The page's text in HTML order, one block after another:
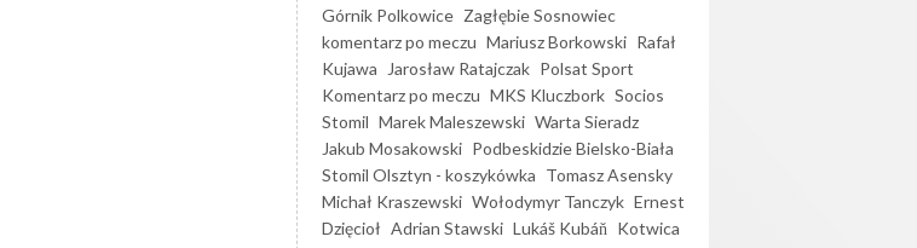
Górnik Polkowice Zagłębie Sosnowiec
komentarz po meczu Mariusz Borkowski Rafał
Kujawa
Jarosław Ratajczak Polsat Sport
Komentarz po meczu MKS Kluczbork Socios
Stomil Marek Maleszewski Warta Sieradz
Jakub Mosakowski Podbeskidzie Bielsko-Biała
Stomil Olsztyn - koszykówka Tomasz Asensky
Michał Kraszewski Wołodymyr Tanczyk Ernest
Dzięcioł Adrian Stawski Lukáš Kubáň Kotwica